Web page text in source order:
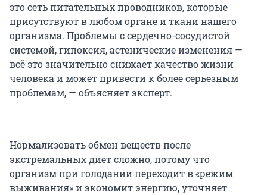
это сеть питательных проводников, которые
присутствуют в любом органе и ткани нашего
организма. Проблемы с сердечно-сосудистой
системой, гипоксия, астенические изменения —
всё это значительно снижает качество жизни
человека и может привести к более серьезным
проблемам, — объясняет эксперт.
Нормализовать обмен веществ после
экстремальных диет сложно, потому что
организм при голодании переходит в «режим
выживания» и экономит энергию, уточняет